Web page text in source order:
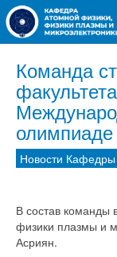
Команда
Новости
В состав команды
физики плазмы и
Асриян.